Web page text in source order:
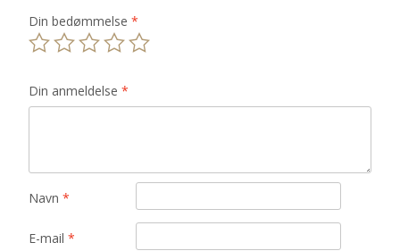
Din bedømmelse *
Din anmeldelse *
Navn *
E-mail *